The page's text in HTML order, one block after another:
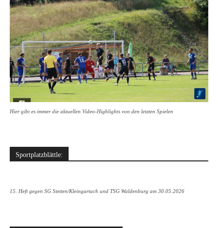
Hier gibt es immer die aktuellen Video-Highlights von den letzten Spielen
Sportplatzblättle:
15. Heft gegen SG Stetten/Kleingartach und TSG Waldenburg am 30.05.2026